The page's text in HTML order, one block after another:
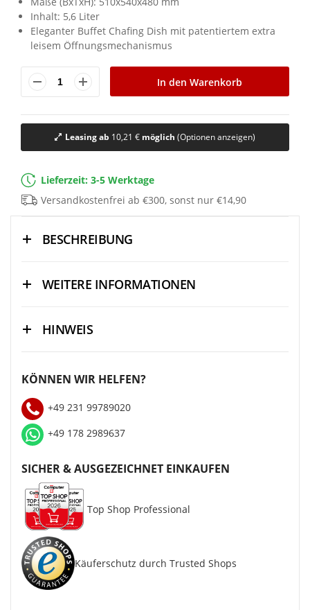
Inhalt: 5,6 Liter
Eleganter Buffet Chafing Dish mit patentiertem extra
leisem Öffnungsmechanismus
In den Warenkorb
Leasing ab 10,21 € möglich (Optionen anzeigen)
Lieferzeit: 3-5 Werktage
Versandkostenfrei ab €300, sonst nur €14,90
BESCHREIBUNG
WEITERE INFORMATIONEN
HINWEIS
KÖNNEN WIR HELFEN?
+49 231 99789020
+49 178 2989637
SICHER & AUSGEZEICHNET EINKAUFEN
Top Shop Professional
Käuferschutz durch Trusted Shops